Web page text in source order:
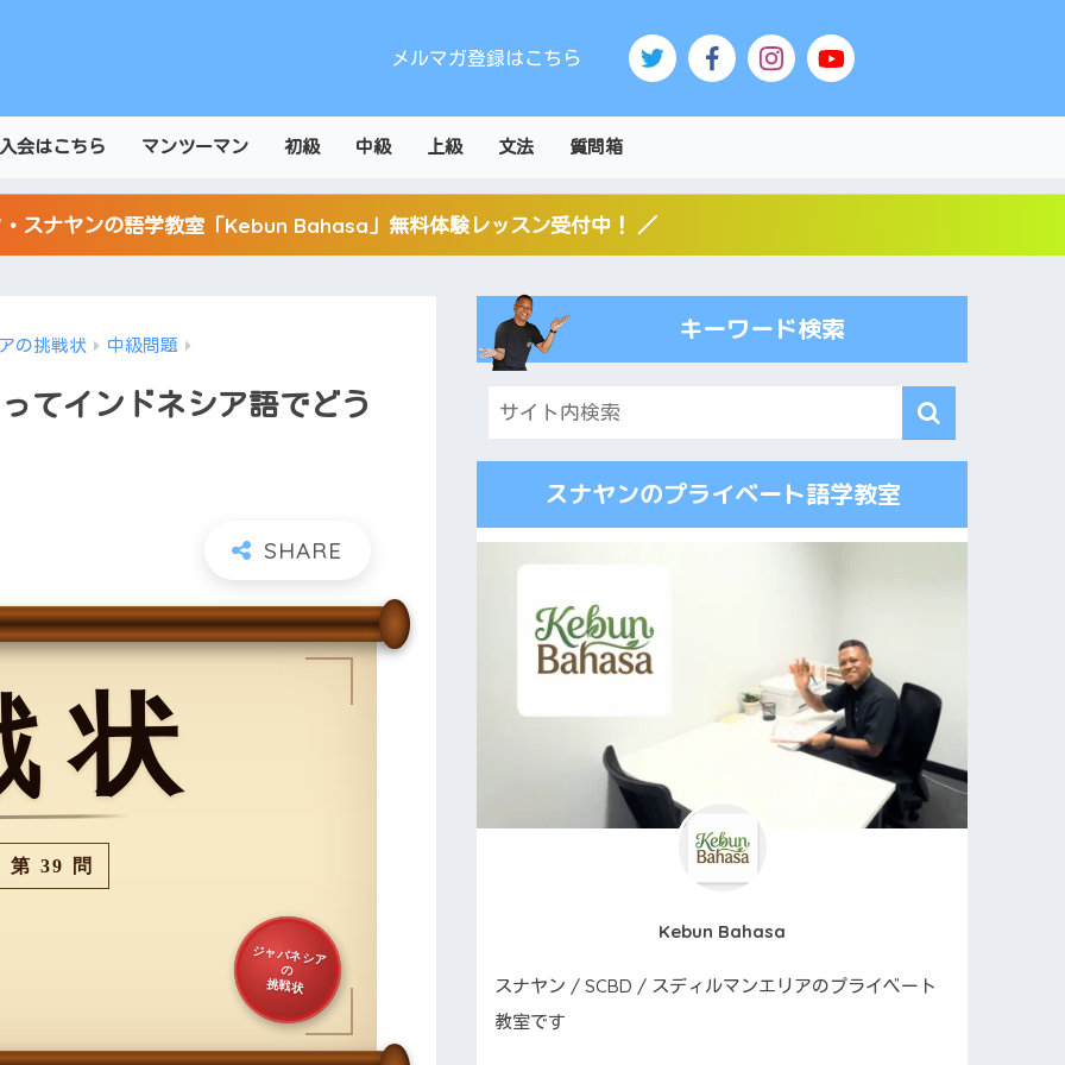
会はこちら マンツーマン 初級 中級 上級 文法 質問箱
メルマガ登録はこちら
スナヤンの語学教室「Kebun Bahasa」無料体験レッスン受付中！ ／
の挑戦状 中級問題
てインドネシア語でどう
状
第 39 問
ジャパネシア
の
挑戦状
キーワード検索
スナヤンのプライベート語学教室
Kebun Bahasa
スナヤン / SCBD / スディルマンエリアのプライベート
教室です